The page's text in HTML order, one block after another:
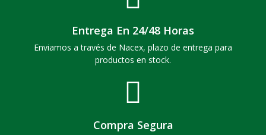
Entrega En 24/48 Horas
Enviamos a través de Nacex, plazo de entrega para
productos en stock.
Compra Segura